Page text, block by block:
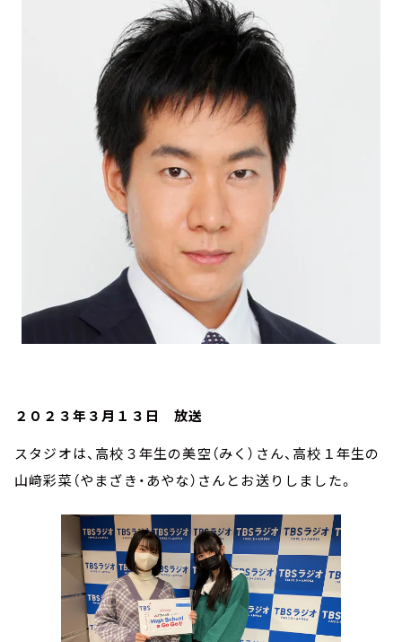
２０２３年３月１３日 放送
スタジオは、高校３年生の美空（みく）さん、高校１年生の
山﨑彩菜（やまざき・あやな）さんとお送りしました。